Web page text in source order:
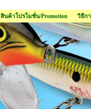
สินค้าโปรโมชั่น/Promotion วิธีก